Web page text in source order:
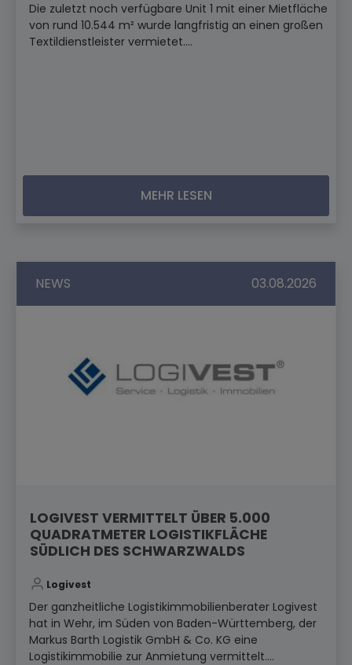
Die zuletzt noch verfügbare Unit 1 mit einer Mietfläche
von rund 10.544 m² wurde langfristig an einen großen
Textildienstleister vermietet....
MEHR LESEN
NEWS 03.08.2026
LOGIVEST VERMITTELT ÜBER 5.000
QUADRATMETER LOGISTIKFLÄCHE
SÜDLICH DES SCHWARZWALDS
Logivest
Der ganzheitliche Logistikimmobilienberater Logivest
hat in Wehr, im Süden von Baden-Württemberg, der
Markus Barth Logistik GmbH & Co. KG eine
Logistikimmobilie zur Anmietung vermittelt....